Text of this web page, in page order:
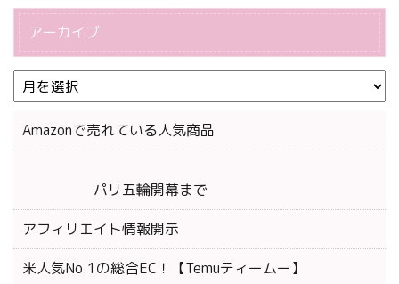
アーカイブ
Amazonで売れている人気商品
パリ五輪開幕まで
アフィリエイト情報開示
米人気No.1の総合EC！【Temuティームー】